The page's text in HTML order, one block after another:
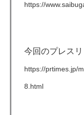
https://
今回のプレスリ
https://prtimes.jp/
8.html